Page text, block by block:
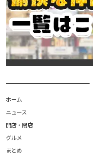
ホーム
ニュース
開店・閉店
グルメ
まとめ